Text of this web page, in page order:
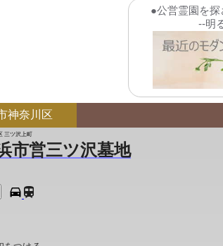
●公営霊園を
--明
神奈川区
三ツ沢上町
市営三ツ沢墓地